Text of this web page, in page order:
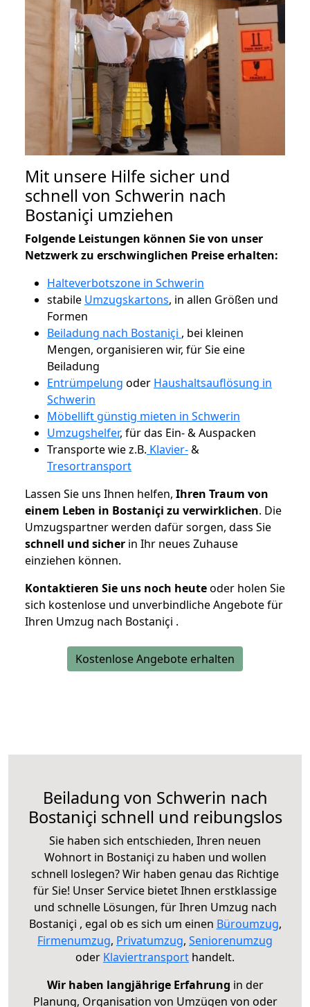
Mit unsere Hilfe sicher und
schnell von Schwerin nach
Bostaniçi umziehen
Folgende Leistungen können Sie von unser
Netzwerk zu erschwinglichen Preise erhalten:
Halteverbotszone in Schwerin
stabile Umzugskartons, in allen Größen und
Formen
Beiladung nach Bostaniçi , bei kleinen
Mengen, organisieren wir, für Sie eine
Beiladung
Entrümpelung oder Haushaltsauflösung in
Schwerin
Möbellift günstig mieten in Schwerin
Umzugshelfer, für das Ein- & Auspacken
Transporte wie z.B. Klavier-&
Tresortransport
Lassen Sie uns Ihnen helfen, Ihren Traum von
einem Leben in Bostaniçi zu verwirklichen. Die
Umzugspartner werden dafür sorgen, dass Sie
schnell und sicher in Ihr neues Zuhause
einziehen können.
Kontaktieren Sie uns noch heuteoder holen Sie
sich kostenlose und unverbindliche Angebote für
Ihren Umzug nach Bostaniçi .
Kostenlose Angebote erhalten
Beiladung von Schwerin nach
Bostaniçi schnell und reibungslos
Sie haben sich entschieden, Ihren neuen
Wohnort in Bostaniçi zu haben und wollen
schnell loslegen? Wir haben genau das Richtige
für Sie! Unser Service bietet Ihnen erstklassige
und schnelle Lösungen, für Ihren Umzug nach
Bostaniçi , egal ob es sich um einen Büroumzug,
Firmenumzug, Privatumzug, Seniorenumzug
oder Klaviertransport handelt.
Wir haben langjährige Erfahrung in der
Planung, Organisation von Umzügen von oder